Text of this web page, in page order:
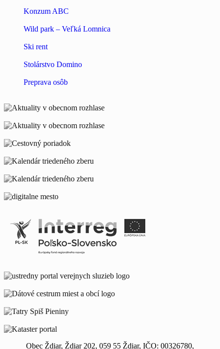
Konzum ABC
Wild park – Veľká Lomnica
Ski rent
Stolárstvo Domino
Preprava osôb
Obec Ždiar, Ždiar 202, 059 55 Ždiar, IČO: 00326780,